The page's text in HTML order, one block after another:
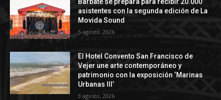
asistentes con la segunda edición de La
Movida Sound
5 agosto, 2026
El Hotel Convento San Francisco de
Vejer une arte contemporáneo y
patrimonio con la exposición ‘Marinas
Urbanas III’
3 agosto, 2026